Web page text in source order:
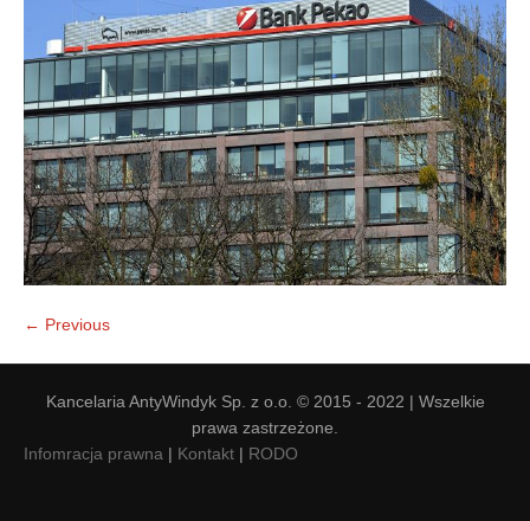
Doradztwo prawne
Doradztwo & konsulting
Negocjacje z wierzycielami
Doradztwo & konsulting
← Previous
Kancelaria AntyWindyk Sp. z o.o. © 2015 - 2022 | Wszelkie
prawa zastrzeżone.
Infomracja prawna | Kontakt | RODO